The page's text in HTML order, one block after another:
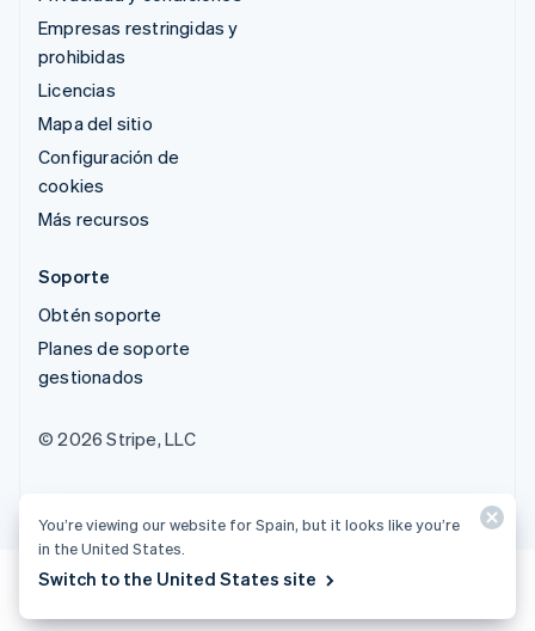
Empresas restringidas y
prohibidas
Licencias
Mapa del sitio
Configuración de
cookies
Más recursos
Soporte
Obtén soporte
Planes de soporte
gestionados
© 2026 Stripe, LLC
You’re viewing our website for Spain, but it looks like you’re
in the United States.
Switch to the United States site